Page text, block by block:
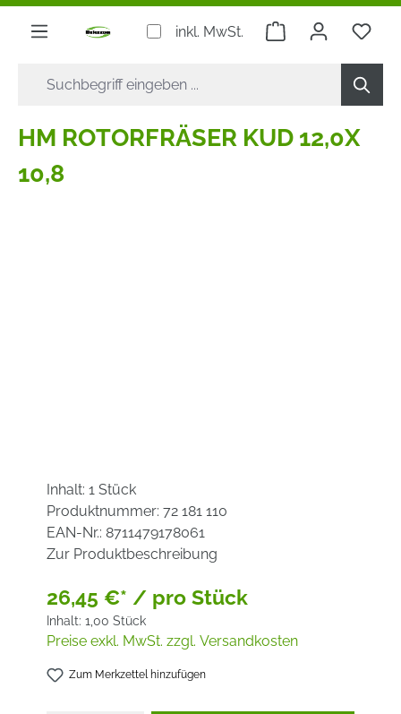
springen
inkl. MwSt. Warenkorb
HM ROTORFRÄSER KUD 12,0X
10,8
Inhalt: 1 Stück
Produktnummer: 72 181 110
EAN-Nr.: 8711479178061
Zur Produktbeschreibung
26,45 €* / pro Stück
Inhalt: 1,00 Stück
Preise exkl. MwSt. zzgl. Versandkosten
Zum Merkzettel hinzufügen